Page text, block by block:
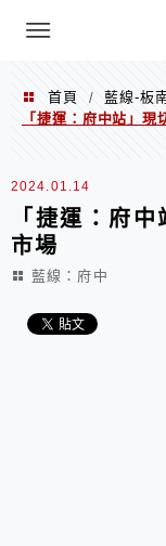
menu
首頁 / 藍線-板
「捷運：府中站」
2024.01.14
「捷運：府
市場
藍線：府中